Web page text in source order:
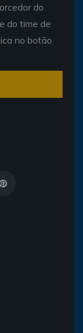
do
do time de
no botão